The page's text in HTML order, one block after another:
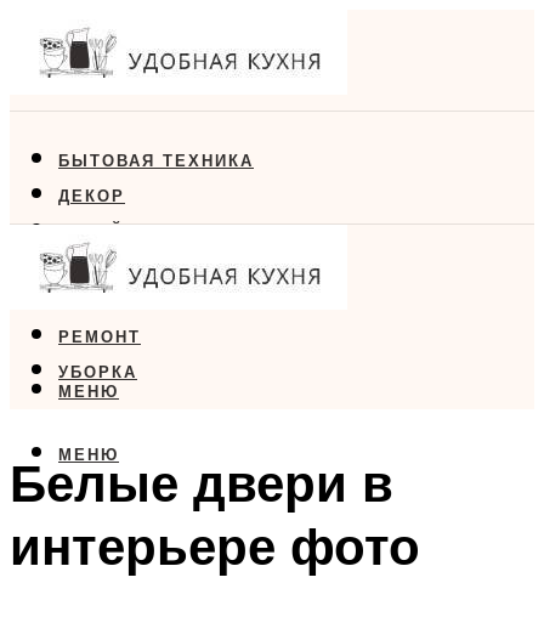
БЫТОВАЯ ТЕХНИКА
ДЕКОР
ДИЗАЙН
ЕДА
РЕМОНТ
УБОРКА
МЕНЮ
МЕНЮ
Белые двери в
интерьере фото